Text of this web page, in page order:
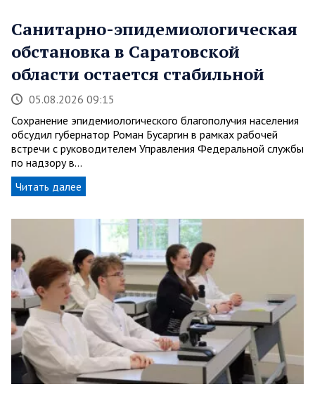
Санитарно-эпидемиологическая
обстановка в Саратовской
области остается стабильной
05.08.2026 09:15
Сохранение эпидемиологического благополучия населения
обсудил губернатор Роман Бусаргин в рамках рабочей
встречи с руководителем Управления Федеральной службы
по надзору в…
Читать далее